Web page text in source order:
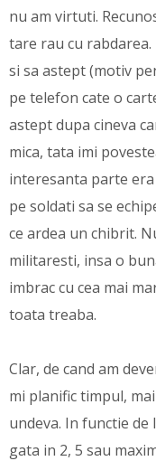
nu am virtuti.
tare rau cu
si sa astept (motiv
pe telefon cate o
astept dupa cineva
mica, tata imi
interesanta parte
pe soldati sa se
ce ardea un chibrit.
militaresti, insa o
imbrac cu cea mai
toata treaba.
Clar, de cand am
mi planific timpul,
undeva. In functie
gata in 2, 5 sau